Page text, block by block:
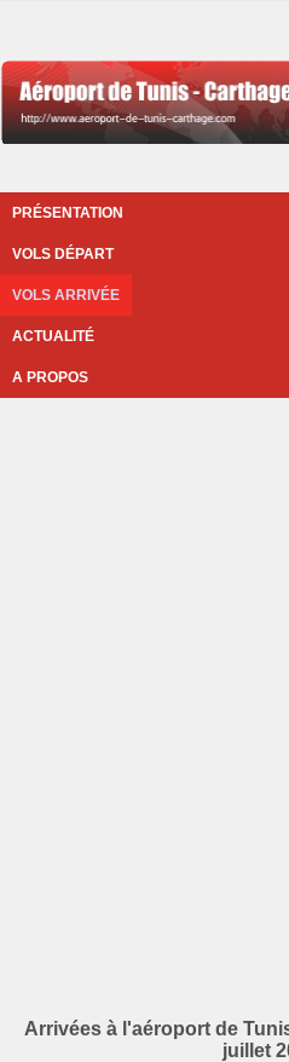
PRÉSENTATION
VOLS DÉPART
VOLS ARRIVÉE
ACTUALITÉ
A PROPOS
Arrivées à l'aéroport de
juillet